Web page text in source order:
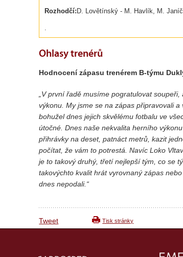
Rozhodčí: D. Lovětínský - M. Havlík, M.
.
Ohlasy trenérů
Hodnocení zápasu trenérem B-týmu
„V první řadě musíme pogratulovat
výkonu. My jsme se na zápas připravovali
bohužel dnes jejich skvělému fotbalu ve
útočné. Dnes naše nekvalita herního
přihrávky na deset, patnáct metrů, kazit
počítat, že vám to potrestá. Navíc Loko
je to takový druhý, třetí nejlepší tým, co se
takovýchto kvalit hrát vyrovnaný zápas
dnes nepodali.“
Tweet Tisk stránky